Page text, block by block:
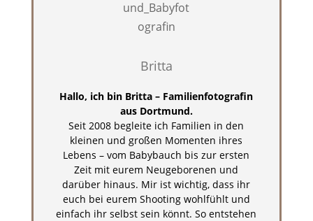
Britta
Hallo, ich bin Britta – Familienfotografin
aus Dortmund.
Seit 2008 begleite ich Familien in den
kleinen und großen Momenten ihres
Lebens – vom Babybauch bis zur ersten
Zeit mit eurem Neugeborenen und
darüber hinaus. Mir ist wichtig, dass ihr
euch bei eurem Shooting wohlfühlt und
einfach ihr selbst sein könnt. So entstehen